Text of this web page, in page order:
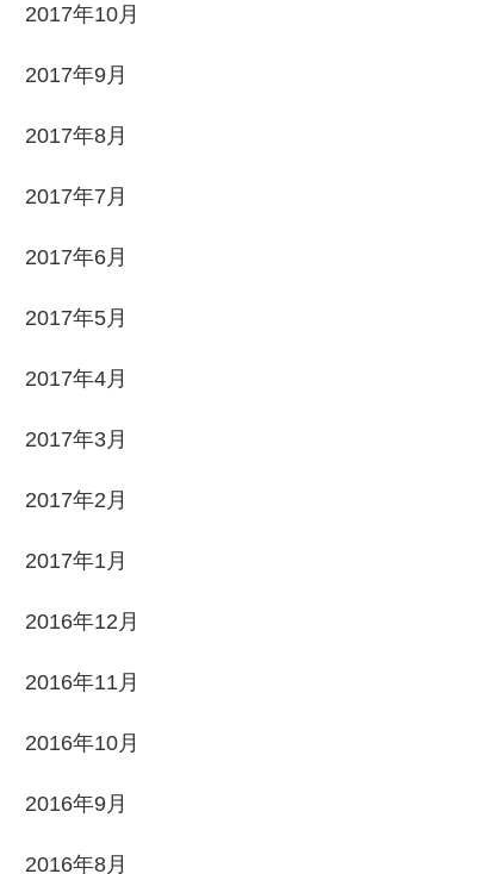
2017年10月
2017年9月
2017年8月
2017年7月
2017年6月
2017年5月
2017年4月
2017年3月
2017年2月
2017年1月
2016年12月
2016年11月
2016年10月
2016年9月
2016年8月